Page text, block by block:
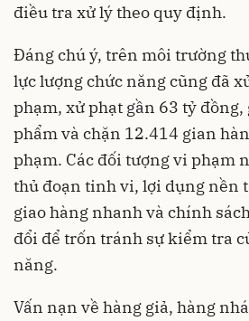
điều tra xử lý theo quy định.
Đáng chú ý, trên môi trường
lực lượng chức năng cũng đã
phạm, xử phạt gần 63 tỷ đồng,
phẩm và chặn 12.414 gian
phạm. Các đối tượng vi phạm
thủ đoạn tinh vi, lợi dụng nền
giao hàng nhanh và chính
đổi để trốn tránh sự kiểm tra
năng.
Vấn nạn về hàng giả, hàng